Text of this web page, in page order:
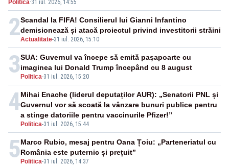
africane
Politica·31 iul. 2026, 14:55
2Actualitate-31 iul. 2026, 15:10
Scandal la FIFA! Consilierul lui Gianni Infantino
demisionează și atacă proiectul privind investitorii străini
3 Politica-31 iul. 2026, 15:20
SUA: Guvernul va începe să emită paşapoarte cu
imaginea lui Donald Trump începând cu 8 august
4
Politica-31 iul. 2026, 15:44
Mihai Enache (liderul deputaților AUR): „Senatorii PNL și
Guvernul vor să scoată la vânzare bunuri publice pentru
a stinge datoriile pentru vaccinurile Pfizer!”
5 Politica-31 iul. 2026, 14:37
Marco Rubio, mesaj pentru Oana Țoiu: „Parteneriatul cu
România este puternic și prețuit”